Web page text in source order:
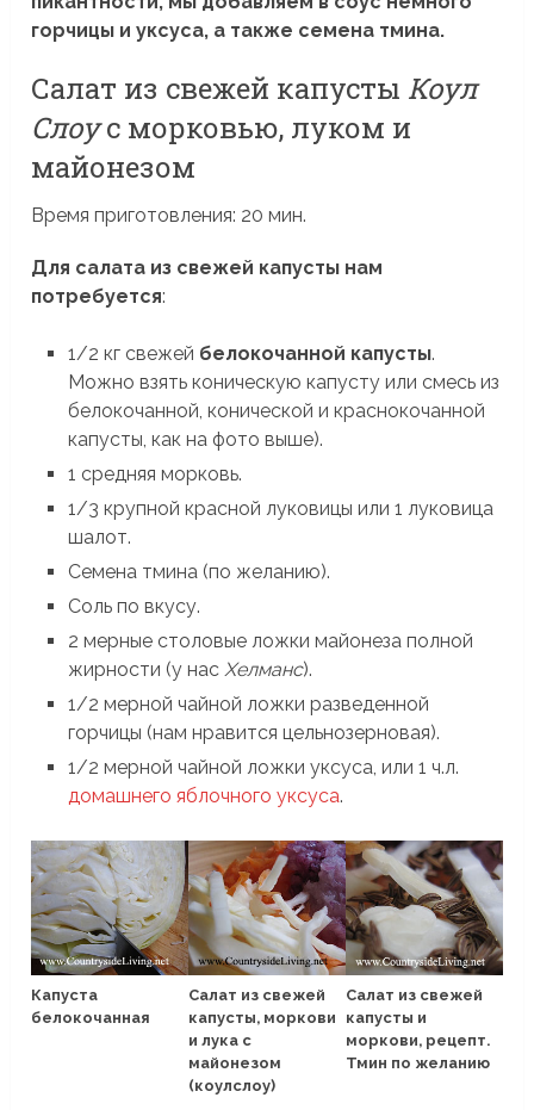
горчицы и уксуса, а также семена тмина.
Салат из свежей капусты Коул
Слоус морковью, луком и
майонезом
Время приготовления: 20 мин.
Для салата из свежей капусты нам
потребуется:
1/2 кг свежей белокочанной капусты.
Можно взять коническую капусту или смесь из
белокочанной, конической и краснокочанной
капусты, как на фото выше).
1 средняя морковь.
1/3 крупной красной луковицы или 1 луковица
шалот.
Семена тмина (по желанию).
Соль по вкусу.
2 мерные столовые ложки майонеза полной
жирности (у нас Хелманс).
1/2 мерной чайной ложки разведенной
горчицы (нам нравится цельнозерновая).
1/2 мерной чайной ложки уксуса, или 1 ч.л.
домашнего яблочного уксуса.
Капуста
белокочанная
Салат из свежей
капусты, моркови
и лука с
майонезом
(коулслоу)
Салат из свежей
капусты и
моркови, рецепт.
Тмин по желанию